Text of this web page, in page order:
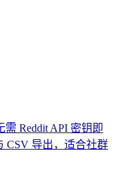
需 Reddit API 密钥即
CSV 导出，适合社群